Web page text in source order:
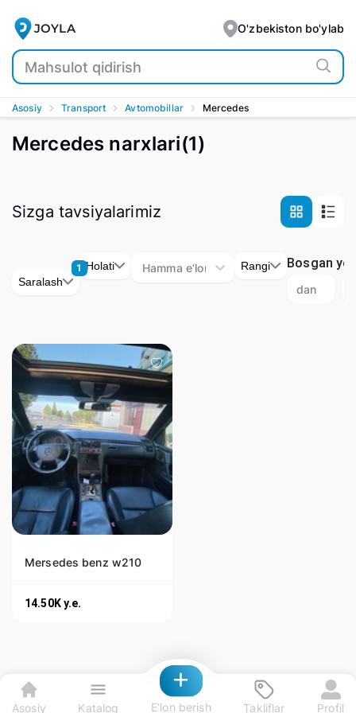
JOYLA O'zbekiston bo'ylab
Asosiy Transport Avtomobillar Mercedes
Mercedes narxlari(1)
Sizga tavsiyalarimiz
Saralash
1 Holati Hamma e‘lonlar Rangi Bosgan
Mersedes benz w210
14.50K y.e.
Asosiy Katalog E‘lon berish Takliflar Profil